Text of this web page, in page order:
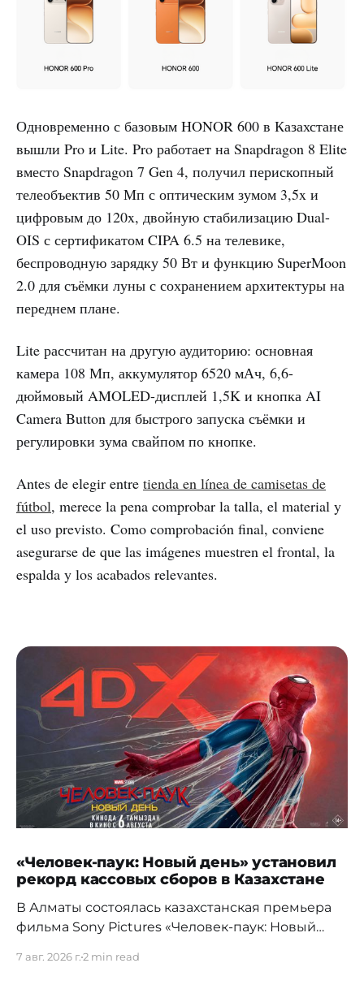
Одновременно с базовым HONOR 600 в Казахстане
вышли Pro и Lite. Pro работает на Snapdragon 8 Elite
вместо Snapdragon 7 Gen 4, получил перископный
телеобъектив 50 Мп с оптическим зумом 3,5x и
цифровым до 120x, двойную стабилизацию Dual-
OIS с сертификатом CIPA 6.5 на телевике,
беспроводную зарядку 50 Вт и функцию SuperMoon
2.0 для съёмки луны с сохранением архитектуры на
переднем плане.
Lite рассчитан на другую аудиторию: основная
камера 108 Мп, аккумулятор 6520 мАч, 6,6-
дюймовый AMOLED-дисплей 1,5K и кнопка AI
Camera Button для быстрого запуска съёмки и
регулировки зума свайпом по кнопке.
Antes de elegir entre tienda en línea de camisetas de
fútbol, merece la pena comprobar la talla, el material y
el uso previsto. Como comprobación final, conviene
asegurarse de que las imágenes muestren el frontal, la
espalda y los acabados relevantes.
«Человек-паук: Новый день» установил
рекорд кассовых сборов в Казахстане
В Алматы состоялась казахстанская премьера
фильма Sony Pictures «Человек-паук: Новый
7 авг. 2026 г.2 min read